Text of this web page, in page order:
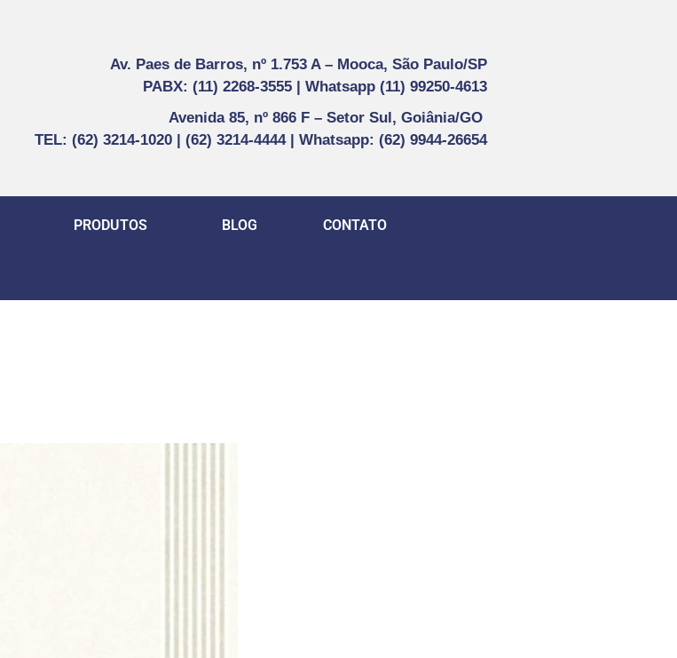
Av. Paes de Barros, nº 1.753 A – Mooca, São Paulo/SP
PABX: (11) 2268-3555 | Whatsapp (11) 99250-4613
Avenida 85, nº 866 F – Setor Sul, Goiânia/GO
TEL: (62) 3214-1020 | (62) 3214-4444 | Whatsapp: (62) 9944-26654
PRODUTOS BLOG CONTATO